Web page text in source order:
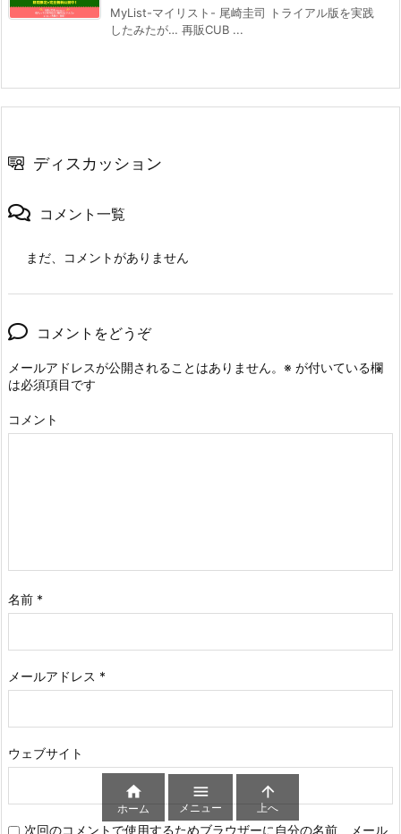
MyList-マイリスト- 尾崎圭司 トライアル版を実践
したみたが… 再販CUB ...
ディスカッション
コメント一覧
まだ、コメントがありません
コメントをどうぞ
メールアドレスが公開されることはありません。 ※ が付いている欄
は必須項目です
コメント
名前 *
メールアドレス *
ウェブサイト
次回のコメントで使用するためブラウザーに自分の名前、メール

ホーム

メニュー

上へ